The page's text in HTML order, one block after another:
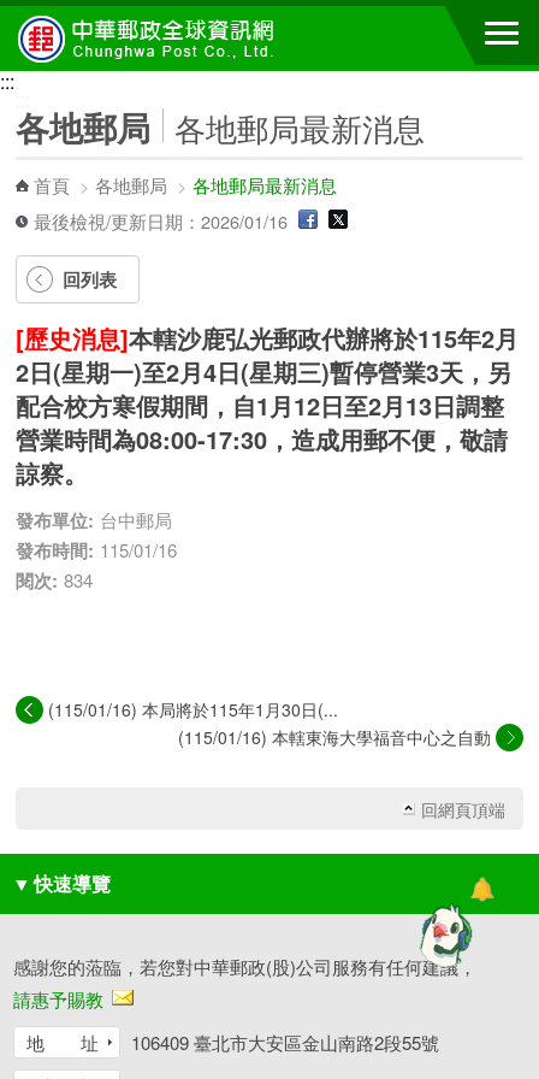
跳到主要內容區塊
:::
各地郵局 各地郵局最新消息
首頁 >各地郵局 >各地郵局最新消息
最後檢視/更新日期：2026/01/16
回列表
[歷史消息]本轄沙鹿弘光郵政代辦將於115年2月
2日(星期一)至2月4日(星期三)暫停營業3天，另
配合校方寒假期間，自1月12日至2月13日調整
營業時間為08:00-17:30，造成用郵不便，敬請
諒察。
發布單位: 台中郵局
發布時間: 115/01/16
閱次: 834
(115/01/16) 本局將於115年1月30日(...
(115/01/16) 本轄東海大學福音中心之自動
回網頁頂端
▼ 快速導覽
感謝您的蒞臨，若您對中華郵政(股)公司服務有任何建議，
請惠予賜教
地 址
106409 臺北市大安區金山南路2段55號